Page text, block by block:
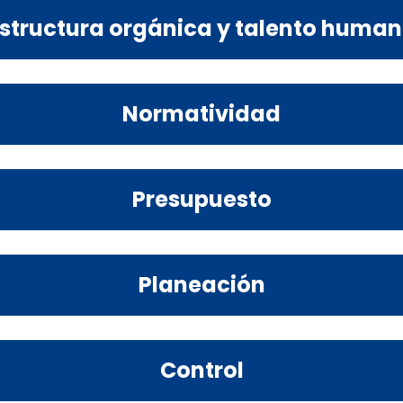
orgánica y talento
Normatividad
Presupuesto
Planeación
Control